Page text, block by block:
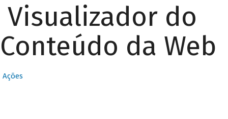
Visualizador do
Conteúdo da Web
Ações